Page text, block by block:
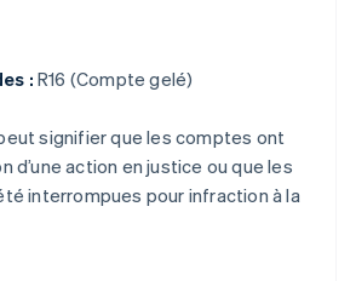
: R16 (Compte gelé)
signifier que les comptes ont
d’une action en justice ou que les
interrompues pour infraction à la